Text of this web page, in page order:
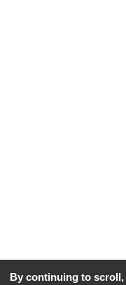
By continuing to scroll,